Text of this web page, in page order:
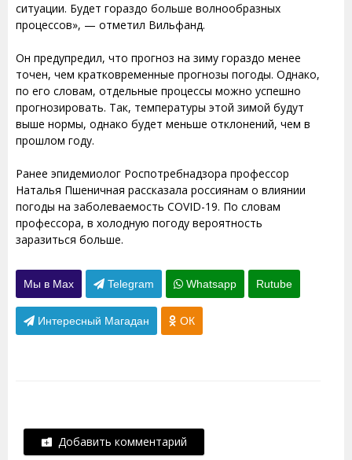
ситуации. Будет гораздо больше волнообразных
процессов», — отметил Вильфанд.
Он предупредил, что прогноз на зиму гораздо менее
точен, чем кратковременные прогнозы погоды. Однако,
по его словам, отдельные процессы можно успешно
прогнозировать. Так, температуры этой зимой будут
выше нормы, однако будет меньше отклонений, чем в
прошлом году.
Ранее эпидемиолог Роспотребнадзора профессор
Наталья Пшеничная рассказала россиянам о влиянии
погоды на заболеваемость COVID-19. По словам
профессора, в холодную погоду вероятность
заразиться больше.
Мы в Max Telegram Whatsapp Rutube
Интересный Магадан ОК
Добавить комментарий